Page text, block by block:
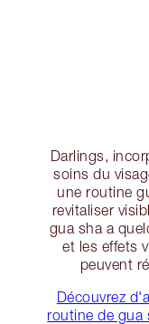
Darlings,
soins du
une routine
revitaliser
gua sha a
et les effets
peuvent
Découvrez
routine de gua